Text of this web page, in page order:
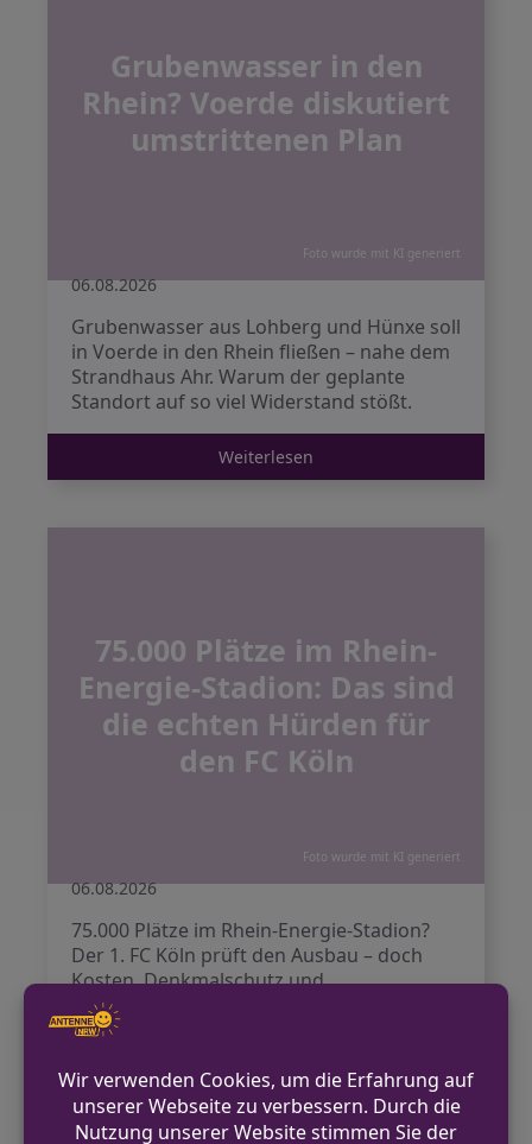
Grubenwasser in den
Rhein? Voerde diskutiert
umstrittenen Plan
Foto wurde mit KI generiert
06.08.2026
Grubenwasser aus Lohberg und Hünxe soll
in Voerde in den Rhein fließen – nahe dem
Strandhaus Ahr. Warum der geplante
Standort auf so viel Widerstand stößt.
Weiterlesen
75.000 Plätze im Rhein-
Energie-Stadion: Das sind
die echten Hürden für
den FC Köln
Foto wurde mit KI generiert
06.08.2026
75.000 Plätze im Rhein-Energie-Stadion?
Der 1. FC Köln prüft den Ausbau – doch
Kosten, Denkmalschutz und
Anwohnerproteste machen das Projekt zur
echten…
Weiterlesen